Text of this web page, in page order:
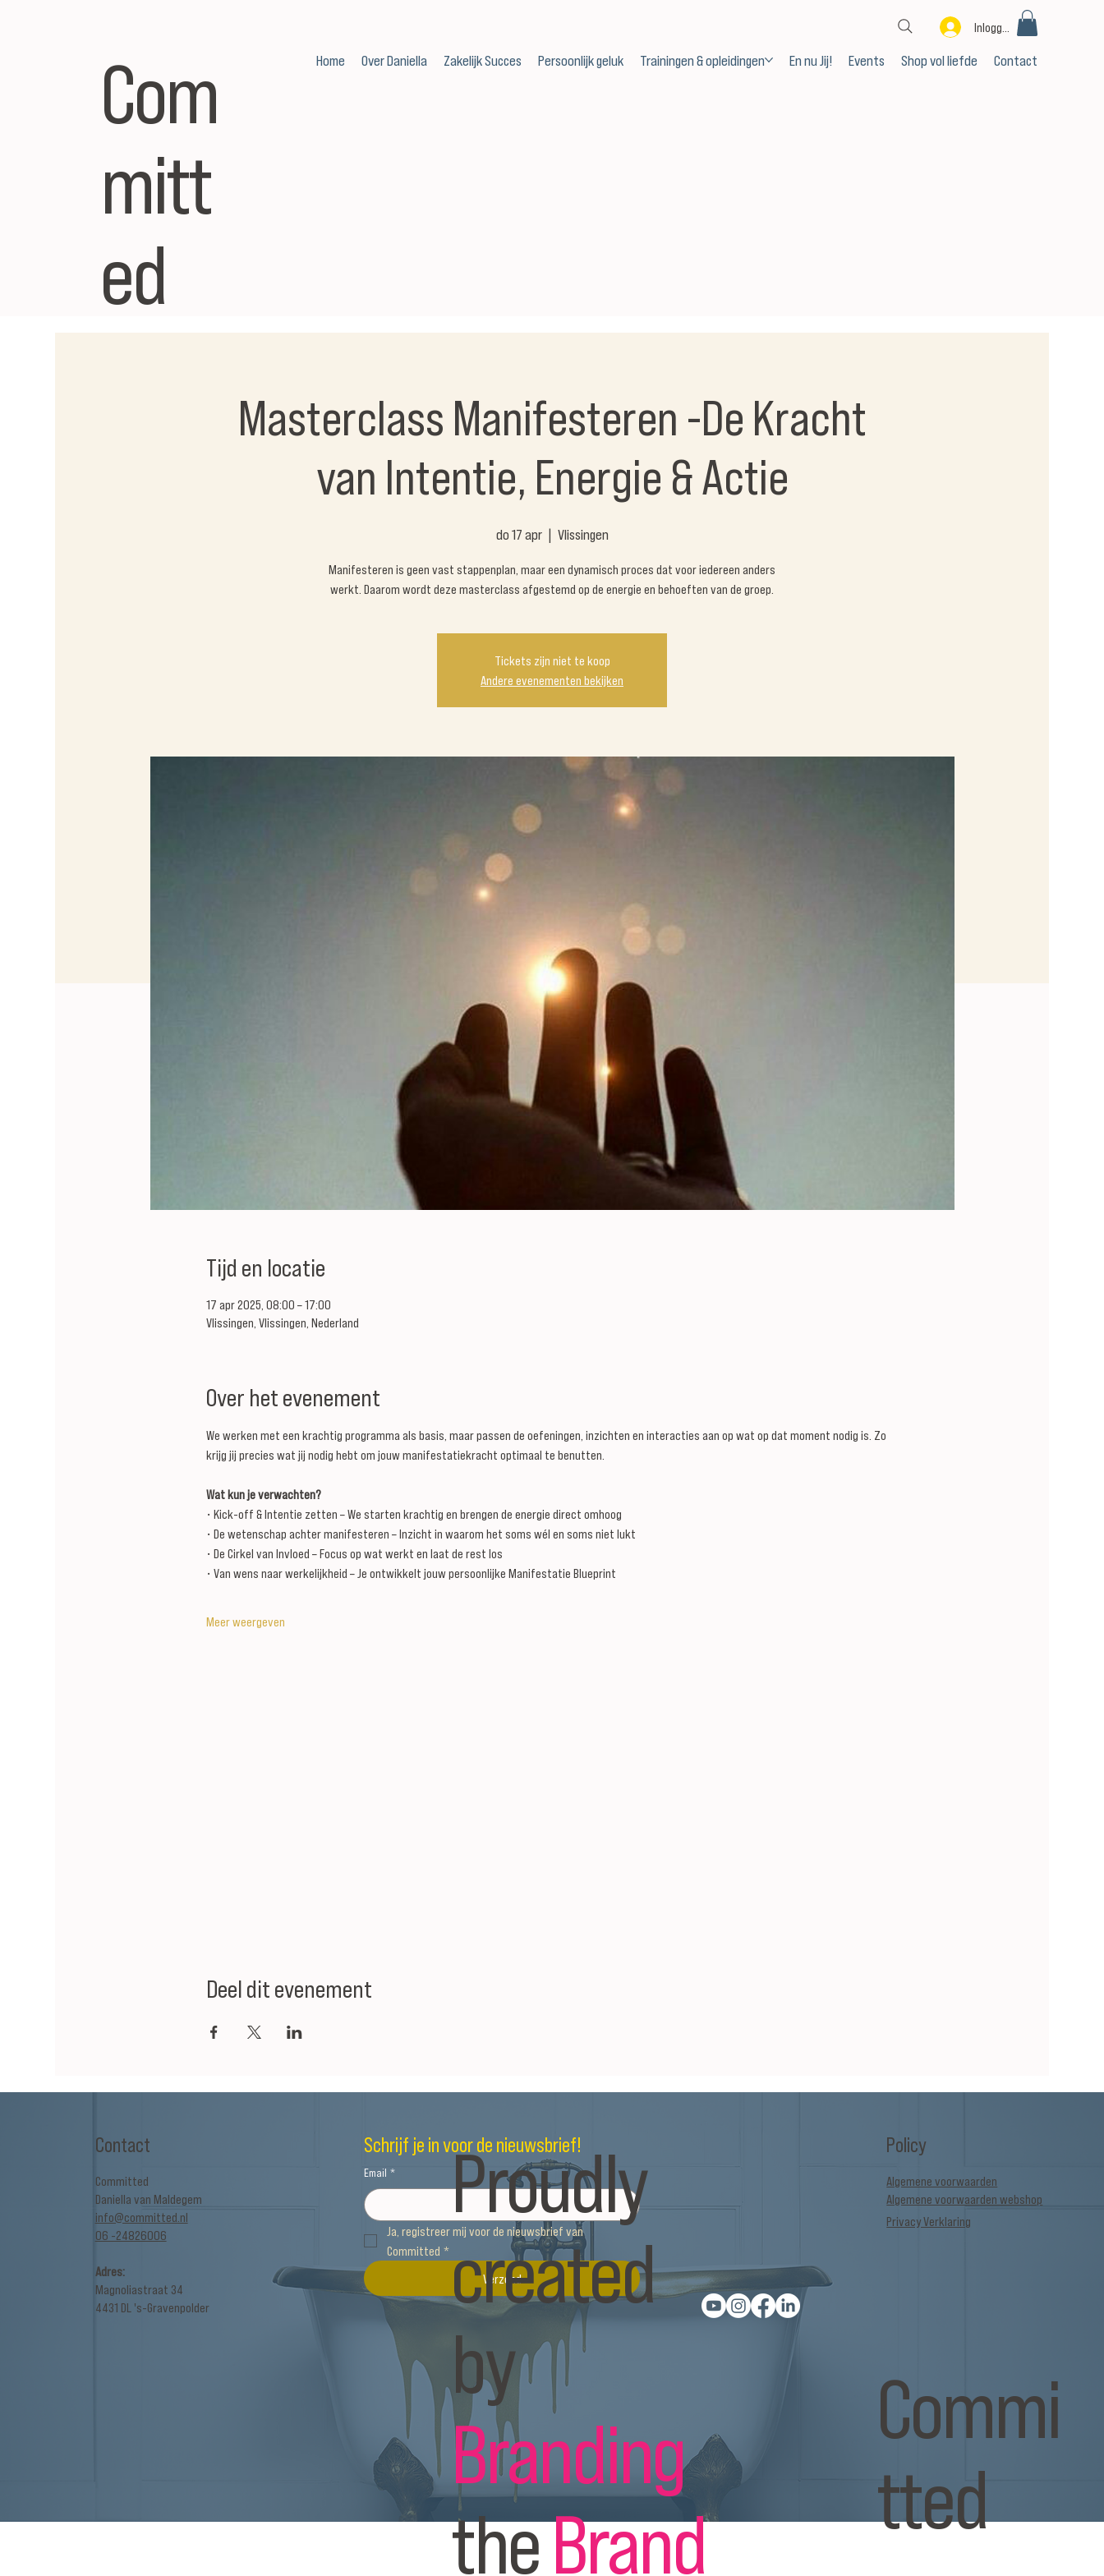
Com
mitt
ed
Home Over Daniella Zakelijk Succes Persoonlijk geluk Trainingen & opleidingen En nu Jij! Events Shop vol liefde Contact
Inloggen
Masterclass Manifesteren -De Kracht
van Intentie, Energie & Actie
do 17 apr
  |
Vlissingen
Manifesteren is geen vast stappenplan, maar een dynamisch proces dat voor iedereen anders
werkt. Daarom wordt deze masterclass afgestemd op de energie en behoeften van de groep.
Tickets zijn niet te koop
Andere evenementen bekijken
Tijd en locatie
17 apr 2025, 08:00 – 17:00
Vlissingen, Vlissingen, Nederland
Over het evenement
We werken met een krachtig programma als basis, maar passen de oefeningen, inzichten en interacties aan op wat op dat moment nodig is. Zo
krijg jij precies wat jij nodig hebt om jouw manifestatiekracht optimaal te benutten.
Wat kun je verwachten?
• Kick-off & Intentie zetten – We starten krachtig en brengen de energie direct omhoog
• De wetenschap achter manifesteren – Inzicht in waarom het soms wél en soms niet lukt
• De Cirkel van Invloed – Focus op wat werkt en laat de rest los
• Van wens naar werkelijkheid – Je ontwikkelt jouw persoonlijke Manifestatie Blueprint
Meer weergeven
Deel dit evenement
Contact
Committed
Daniella van Maldegem
info@committed.nl
06 -24826006
Adres:
Magnoliastraat 34
4431 DL 's-Gravenpolder
Schrijf je in voor de nieuwsbrief!
Email *
Ja, registreer mij voor de nieuwsbrief van
Committed *
Verzend
Policy
Algemene voorwaarden
Algemene voorwaarden webshop
Privacy Verklaring
Commi
tted
Proudly
created
by
Branding
theBrand